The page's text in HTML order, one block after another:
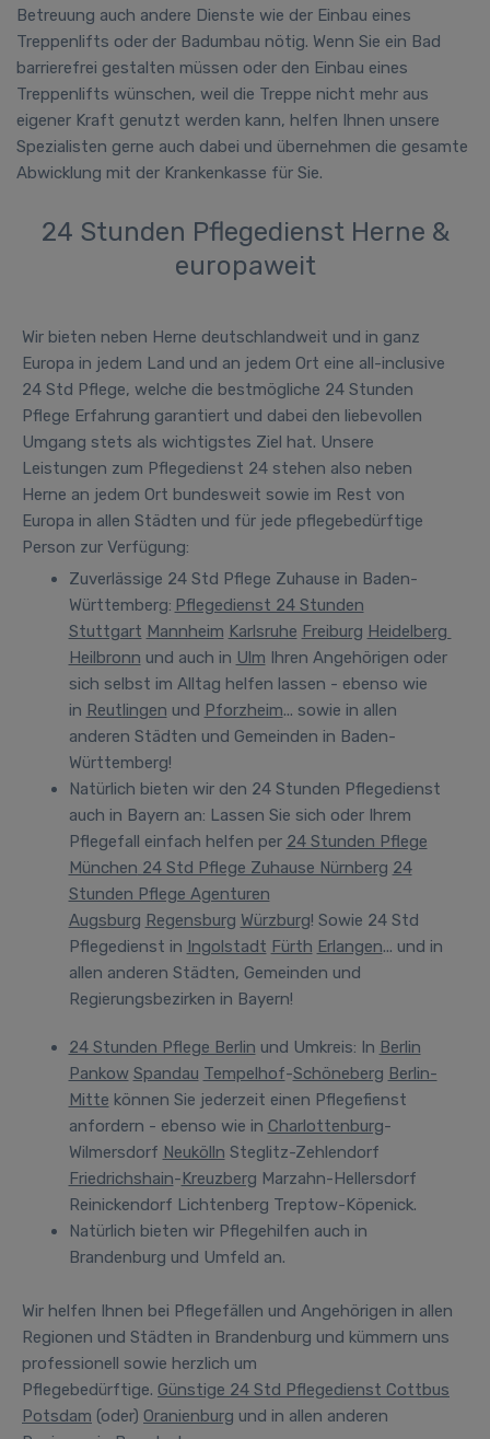
Betreuung auch andere Dienste wie der Einbau eines
Treppenlifts oder der Badumbau nötig. Wenn Sie ein Bad
barrierefrei gestalten müssen oder den Einbau eines
Treppenlifts wünschen, weil die Treppe nicht mehr aus
eigener Kraft genutzt werden kann, helfen Ihnen unsere
Spezialisten gerne auch dabei und übernehmen die gesamte
Abwicklung mit der Krankenkasse für Sie.
24 Stunden Pflegedienst Herne &
europaweit
Wir bieten neben Herne deutschlandweit und in ganz
Europa in jedem Land und an jedem Ort eine all-inclusive
24 Std Pflege, welche die bestmögliche 24 Stunden
Pflege Erfahrung garantiert und dabei den liebevollen
Umgang stets als wichtigstes Ziel hat. Unsere
Leistungen zum Pflegedienst 24 stehen also neben
Herne an jedem Ort bundesweit sowie im Rest von
Europa in allen Städten und für jede pflegebedürftige
Person zur Verfügung:
Zuverlässige 24 Std Pflege Zuhause in Baden-
Württemberg: Pflegedienst 24 Stunden
Stuttgart Mannheim Karlsruhe Freiburg Heidelberg
Heilbronn und auch in Ulm Ihren Angehörigen oder
sich selbst im Alltag helfen lassen - ebenso wie
in Reutlingen und Pforzheim... sowie in allen
anderen Städten und Gemeinden in Baden-
Württemberg!
Natürlich bieten wir den 24 Stunden Pflegedienst
auch in Bayern an: Lassen Sie sich oder Ihrem
Pflegefall einfach helfen per 24 Stunden Pflege
München 24 Std Pflege Zuhause Nürnberg 24
Stunden Pflege Agenturen
Augsburg Regensburg Würzburg! Sowie 24 Std
Pflegedienst in Ingolstadt Fürth Erlangen... und in
allen anderen Städten, Gemeinden und
Regierungsbezirken in Bayern!
24 Stunden Pflege Berlin und Umkreis: In Berlin
Pankow Spandau Tempelhof-Schöneberg Berlin-
Mitte können Sie jederzeit einen Pflegefienst
anfordern - ebenso wie in Charlottenburg-
Wilmersdorf Neukölln Steglitz-Zehlendorf
Friedrichshain-Kreuzberg Marzahn-Hellersdorf
Reinickendorf Lichtenberg Treptow-Köpenick.
Natürlich bieten wir Pflegehilfen auch in
Brandenburg und Umfeld an.
Wir helfen Ihnen bei Pflegefällen und Angehörigen in allen
Regionen und Städten in Brandenburg und kümmern uns
professionell sowie herzlich um
Pflegebedürftige. Günstige 24 Std Pflegedienst Cottbus
Potsdam (oder) Oranienburg und in allen anderen